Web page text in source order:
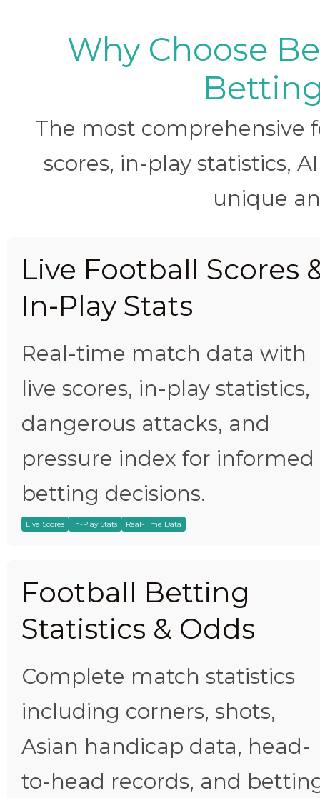
Why Choose
The most
scores, in-play statistics,
unique
Live Football Scores
In-Play Stats
Real-time match data with
live scores, in-play statistics,
dangerous attacks, and
pressure index for informed
betting decisions.
Live Scores In-Play Stats Real-Time Data
Football Betting
Statistics & Odds
Complete match statistics
including corners, shots,
Asian handicap data, head-
to-head records, and